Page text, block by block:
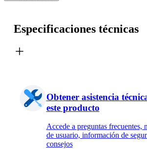
Especificaciones técnicas
Obtener asistencia
este producto
Accede a preguntas frecuentes,
de usuario, información de
consejos